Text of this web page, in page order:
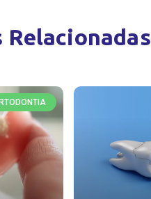
Relacionadas